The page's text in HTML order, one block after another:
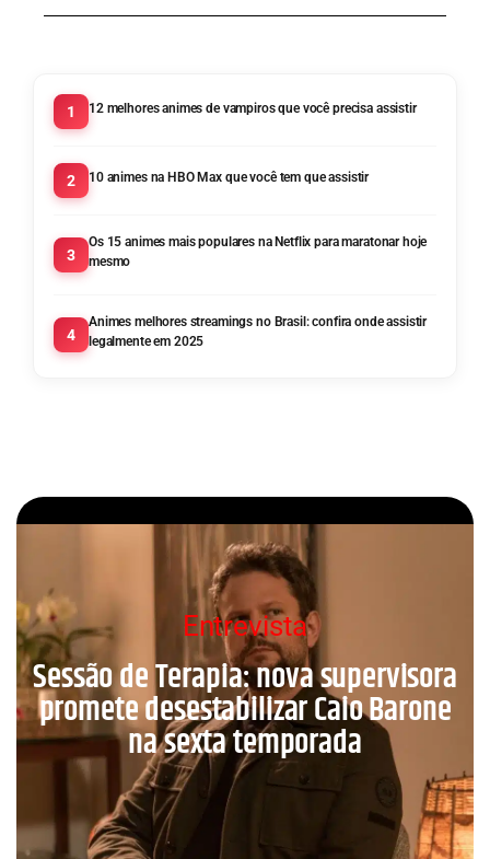
1 12 melhores animes de vampiros que você precisa assistir
2 10 animes na HBO Max que você tem que assistir
3
Os 15 animes mais populares na Netflix para maratonar hoje
mesmo
4
Animes melhores streamings no Brasil: confira onde assistir
legalmente em 2025
Entrevista
Sessão de Terapia: nova supervisora
promete desestabilizar Caio Barone
na sexta temporada